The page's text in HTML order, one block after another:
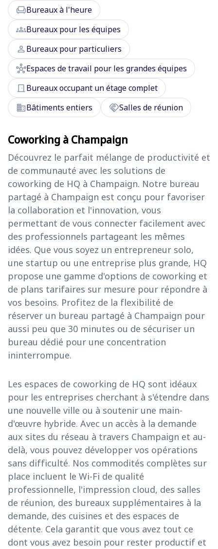
chairBureaux à l'heure
groupsBureaux pour les équipes
personBureaux pour particuliers
hubEspaces de travail pour les grandes équipes
door_frontBureaux occupant un étage complet
domainBâtiments entiers handshakeSalles de réunion
Coworking à Champaign
Découvrez le parfait mélange de productivité et
de communauté avec les solutions de
coworking de HQ à Champaign. Notre bureau
partagé à Champaign est conçu pour favoriser
la collaboration et l'innovation, vous
permettant de vous connecter facilement avec
des professionnels partageant les mêmes
idées. Que vous soyez un entrepreneur solo,
une startup ou une entreprise plus grande, HQ
propose une gamme d'options de coworking et
de plans tarifaires sur mesure pour répondre à
vos besoins. Profitez de la flexibilité de
réserver un bureau partagé à Champaign pour
aussi peu que 30 minutes ou de sécuriser un
bureau dédié pour une concentration
ininterrompue.
Les espaces de coworking de HQ sont idéaux
pour les entreprises cherchant à s'étendre dans
une nouvelle ville ou à soutenir une main-
d'œuvre hybride. Avec un accès à la demande
aux sites du réseau à travers Champaign et au-
delà, vous pouvez développer vos opérations
sans difficulté. Nos commodités complètes sur
place incluent le Wi-Fi de qualité
professionnelle, l'impression cloud, des salles
de réunion, des bureaux supplémentaires à la
demande, des cuisines et des espaces de
détente. Cela garantit que vous avez tout ce
dont vous avez besoin pour rester productif et